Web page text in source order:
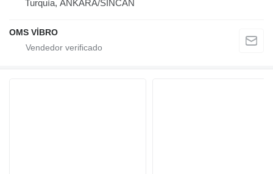
Turquía, ANKARA/SİNCAN
OMS VİBRO